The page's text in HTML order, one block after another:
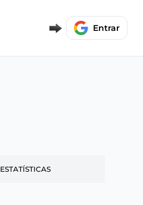
Entrar
ESTATÍSTICAS